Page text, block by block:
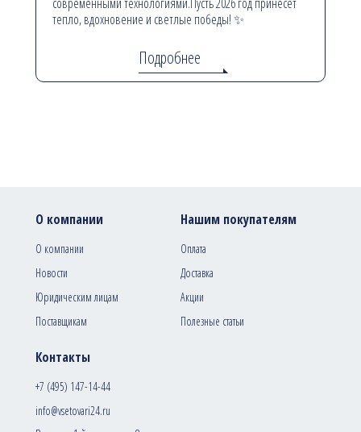
тепло, вдохновение и светлые победы! ✨
Подробнее
Контакты
+7 (495) 147-14-44
info@vsetovari24.ru
О компании
О компании
Новости
Юридическим лицам
Поставщикам
Нашим покупателям
Оплата
Доставка
Акции
Полезные статьи